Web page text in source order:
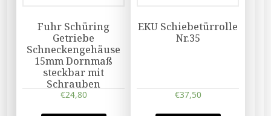
Fuhr Schüring
Getriebe
Schneckengehäuse
15mm Dornmaß
steckbar mit
Schrauben
€24,80
EKU Schiebetürrolle
Nr.35
€37,50